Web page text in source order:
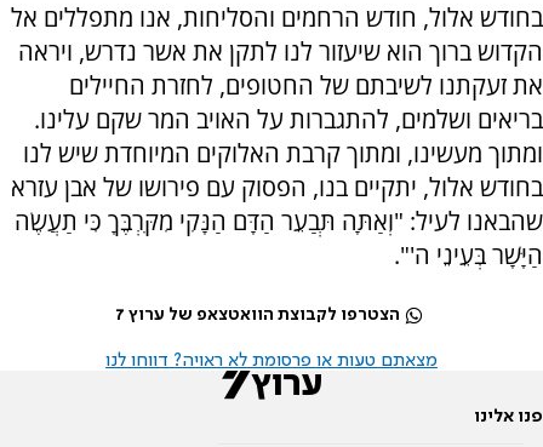
בחודש אלול, חודש הרחמים והסליחות, אנו מתפללים אל
הקדוש ברוך הוא שיעזור לנו לתקן את אשר נדרש, ויראה
את זעקתנו לשיבתם של החטופים, לחזרת החיילים
בריאים ושלמים, להתגברות על האויב המר שקם עלינו.
ומתוך מעשינו, ומתוך קרבת האלוקים המיוחדת שיש לנו
בחודש אלול, יתקיים בנו, הפסוק עם פירושו של אבן עזרא
שהבאנו לעיל: "וְאַתָּה תְּבַעֵר הַדָּם הַנָּקִי מִקִּרְבֶּךָ כִּי תַעֲשֶׂה
הַיָּשָׁר בְּעֵינֵי ה'".
הצטרפו לקבוצת הוואטצאפ של ערוץ 7
מצאתם טעות או פרסומת לא ראויה? דווחו לנו
פנו אלינו